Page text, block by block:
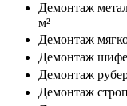
Демонтаж
м²
Демонтаж
Демонтаж
Демонтаж
Демонтаж